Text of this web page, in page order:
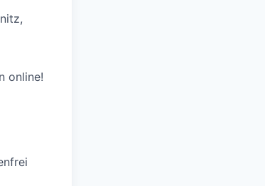
online!